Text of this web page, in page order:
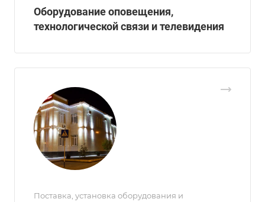
Оборудование оповещения,
технологической связи и телевидения
Поставка, установка оборудования и